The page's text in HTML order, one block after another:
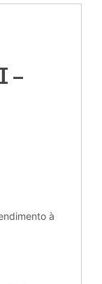
–
à